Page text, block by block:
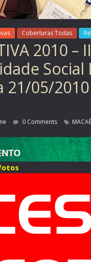
Coberturas Todas
2010 –
21/05/
0 Comments MACAÉ